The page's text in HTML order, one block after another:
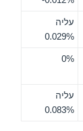
עליה
0.029%
0%
עליה
0.083%